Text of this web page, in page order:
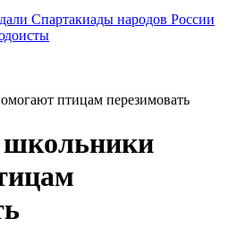
Спартакиады народов России
птицам перезимовать
школьники